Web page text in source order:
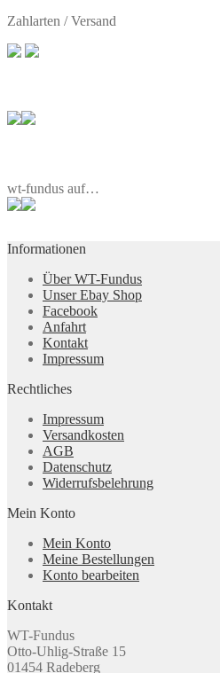
Zahlarten / Versand
wt-fundus auf…
Informationen
Über WT-Fundus
Unser Ebay Shop
Facebook
Anfahrt
Kontakt
Impressum
Rechtliches
Impressum
Versandkosten
AGB
Datenschutz
Widerrufsbelehrung
Mein Konto
Mein Konto
Meine Bestellungen
Konto bearbeiten
Kontakt
WT-Fundus
Otto-Uhlig-Straße 15
01454 Radeberg